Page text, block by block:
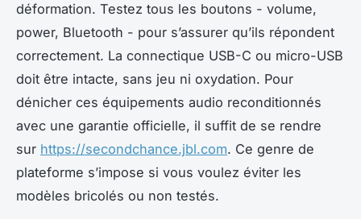
déformation. Testez tous les boutons - volume,
power, Bluetooth - pour s’assurer qu’ils répondent
correctement. La connectique USB-C ou micro-USB
doit être intacte, sans jeu ni oxydation. Pour
dénicher ces équipements audio reconditionnés
avec une garantie officielle, il suffit de se rendre
sur https://secondchance.jbl.com. Ce genre de
plateforme s’impose si vous voulez éviter les
modèles bricolés ou non testés.